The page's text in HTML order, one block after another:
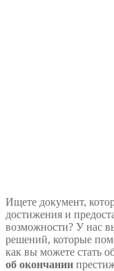
Ищете документ,
достижения и
возможности? У нас
решений, которые
как вы можете стать
об окончании